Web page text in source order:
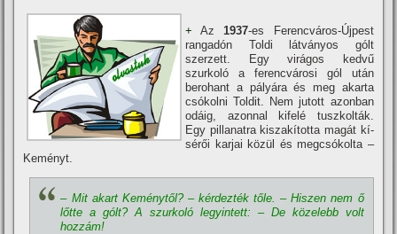
+ Az 1937-es Ferencváros-Újpest
rangadón Toldi látványos gólt
szerzett. Egy virágos kedvű
szurkoló a ferencvárosi gól után
berohant a pályáraés meg akarta
csókolni Toldit. Nem jutott azonban
odáig, azonnal kifelé tuszkolták.
Egy pillanatra kiszakí­totta magát kí­
sérői karjai közül és megcsókolta –
Keményt.
– Mit akart Keménytől? – kérdezték tőle. – Hiszen nem ő
lőtte a gólt? A szurkoló legyintett: – De közelebb volt
hozzám!